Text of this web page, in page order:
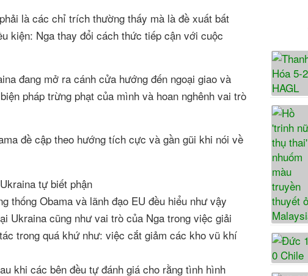
là các chỉ trích thường thấy mà là đề xuất bất
kiện: Nga thay đổi cách thức tiếp cận với cuộc
đang mở ra cánh cửa hướng đến ngoại giao và
pháp trừng phạt của mình và hoan nghênh vai trò
đề cập theo hướng tích cực và gần gũi khi nói về
thống Obama và lãnh đạo EU đều hiểu như vậy
Ukraina cũng như vai trò của Nga trong việc giải
trong quá khứ như: việc cắt giảm các kho vũ khí
khi các bên đều tự đánh giá cho rằng tình hình